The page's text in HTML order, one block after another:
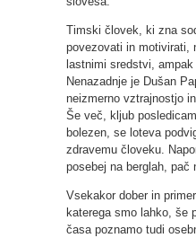
Timski človek, ki zna
povezovati in motivirati,
lastnimi sredstvi, ampak
Nenazadnje je Dušan
neizmerno vztrajnostjo
Še več, kljub
bolezen, se loteva
zdravemu človeku.
posebej na berglah, pač
Vsekakor dober in
katerega smo lahko, še
časa poznamo tudi